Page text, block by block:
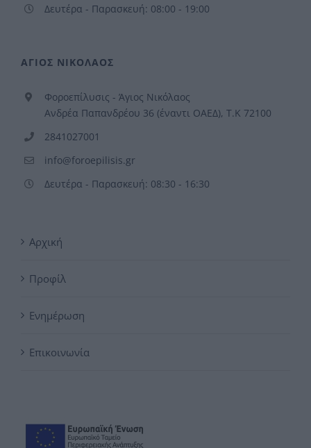
Δευτέρα - Παρασκευή: 08:00 - 19:00
ΑΓΙΟΣ ΝΙΚΟΛΑΟΣ
Φοροεπίλυσις - Άγιος Νικόλαος
Ανδρέα Παπανδρέου 36 (έναντι ΟΑΕΔ), Τ.Κ 72100
2841027001
info@foroepilisis.gr
Δευτέρα - Παρασκευή: 08:30 - 16:30
Αρχική
Προφίλ
Ενημέρωση
Επικοινωνία